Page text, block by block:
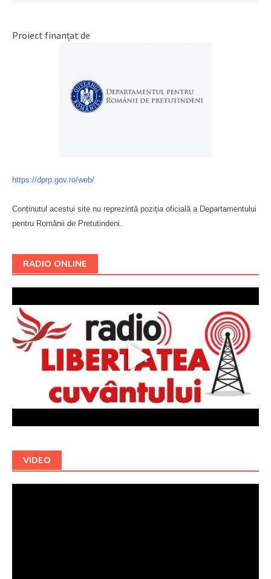
Proiect finanțat de
https://dprp.gov.ro/web/
Conținutul acestui site nu reprezintă poziția oficială a Departamentului
pentru Românii de Pretutindeni.
RADIO ONLINE
VIDEO